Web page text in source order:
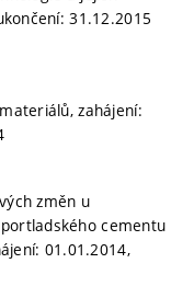
31.12.2015
zahájení:
změn u
cementu
01.01.2014,